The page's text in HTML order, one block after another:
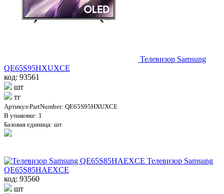
Телевизор Samsung
QE65S95HXUXCE
код: 93561
шт
тг
Артикул-PartNumber: QE65S95HXUXCE
В упаковке: 1
Базовая единица: шт
Телевизор Samsung
QE65S85HAEXCE
код: 93560
шт